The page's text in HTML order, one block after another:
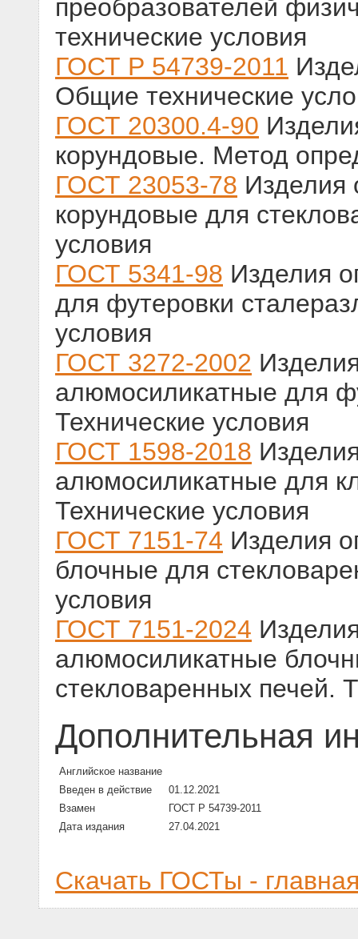
преобразователей
технические условия
ГОСТ Р 54739-2011
Общие технические
ГОСТ 20300.4-90
корундовые. Метод
ГОСТ 23053-78 Изделия
корундовые для
условия
ГОСТ 5341-98 Изделия
для футеровки
условия
ГОСТ 3272-2002
алюмосиликатные для
Технические условия
ГОСТ 1598-2018
алюмосиликатные для
Технические условия
ГОСТ 7151-74 Изделия
блочные для
условия
ГОСТ 7151-2024
алюмосиликатные
стекловаренных печей.
Дополнительная
Английское название
Введен в действие
01.12.2021
Взамен
ГОСТ Р 54739-2011
Дата издания
27.04.2021
Скачать ГОСТы -